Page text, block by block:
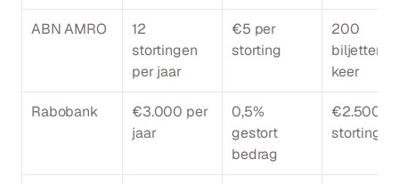
ABN AMRO
12
stortingen
per jaar
€5 per
storting
200
biljetten
keer
Rabobank
€3.000 per
jaar
0,5%
gestort
bedrag
€2.500
storting